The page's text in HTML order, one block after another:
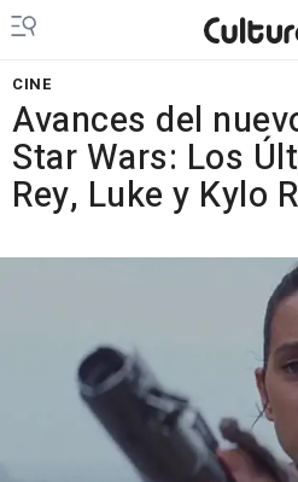
CINE
Avances del
Star Wars: Los
Rey, Luke y Kylo